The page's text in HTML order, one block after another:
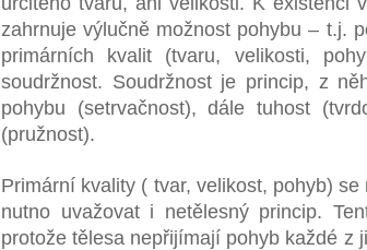
zahrnuje výlučně možnost pohybu – t.j.
primárních kvalit (tvaru, velikosti,
soudržnost. Soudržnost je princip, z
pohybu (setrvačnost), dále tuhost
(pružnost).
Primární kvality ( tvar, velikost, pohyb)
nutno uvažovat i netělesný princip.
protože tělesa nepřijímají pohyb každé z